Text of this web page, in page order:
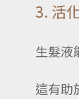
3. 活
生髮液
這有助